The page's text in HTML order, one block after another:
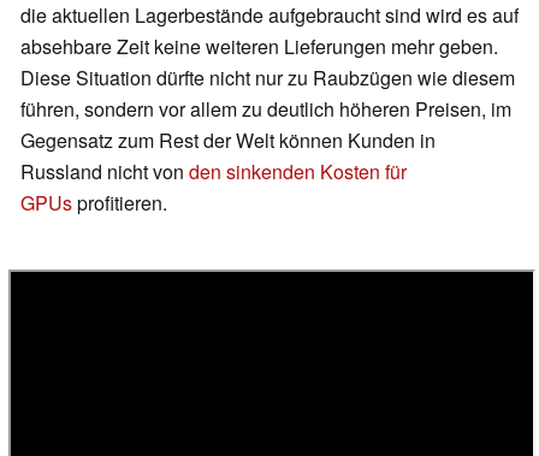
die aktuellen Lagerbestände aufgebraucht sind wird es auf
absehbare Zeit keine weiteren Lieferungen mehr geben.
Diese Situation dürfte nicht nur zu Raubzügen wie diesem
führen, sondern vor allem zu deutlich höheren Preisen, im
Gegensatz zum Rest der Welt können Kunden in
Russland nicht von den sinkenden Kosten für
GPUsprofitieren.